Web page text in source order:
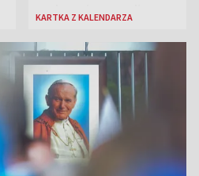
„Antka Rozpylacza”
KARTKA Z KALENDARZA